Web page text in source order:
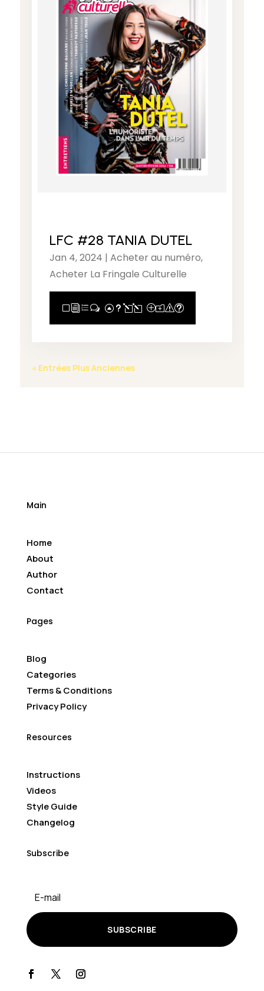
LFC #28 TANIA DUTEL
Jan 4, 2024 | Acheter au numéro,
Acheter La Fringale Culturelle
View Full Post
« Entrées Plus Anciennes
Main
Home
About
Author
Contact
Pages
Blog
Categories
Terms & Conditions
Privacy Policy
Resources
Instructions
Videos
Style Guide
Changelog
Subscribe
SUBSCRIBE